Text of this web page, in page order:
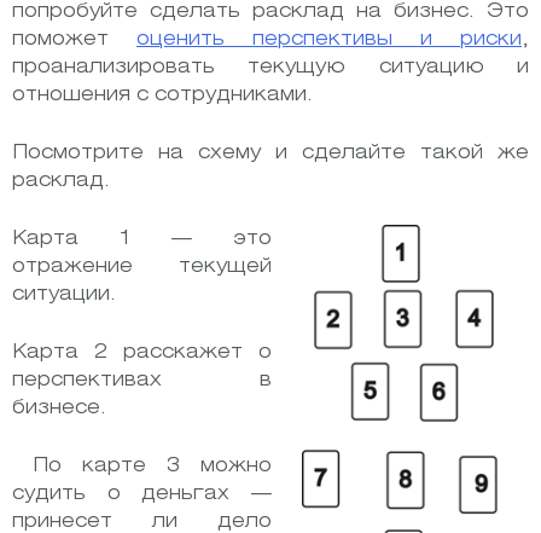
попробуйте сделать расклад на бизнес. Это
поможет оценить перспективы и риски
проанализировать текущую ситуацию и
отношения с сотрудниками.
Посмотрите на схему и сделайте такой же
расклад.
Карта 1 — это
отражение текущей
ситуации.
Карта 2 расскажет о
перспективах в
бизнесе.
По карте 3 можно
судить о деньгах —
принесет ли дело